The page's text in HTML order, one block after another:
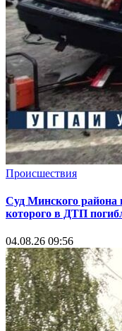
Происшествия
Суд Минского района
которого в ДТП
04.08.26 09:56